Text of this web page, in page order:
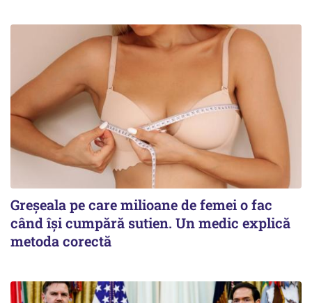
Greșeala pe care milioane de femei o fac
când își cumpără sutien. Un medic explică
metoda corectă